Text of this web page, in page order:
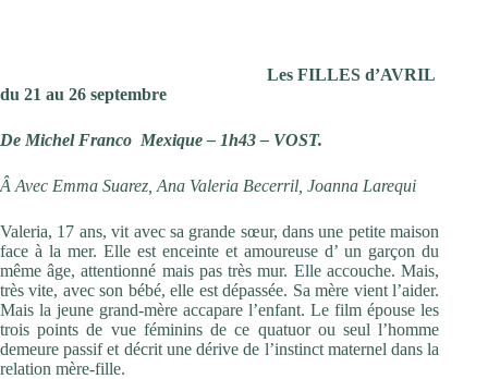
Les FILLES d’AVRIL
du 21 au 26 septembre
De Michel Franco Mexique – 1h43 – VOST.
Â Avec Emma Suarez, Ana Valeria Becerril, Joanna Larequi
Valeria, 17 ans, vit avec sa grande sœur, dans une petite maison
face à la mer. Elle est enceinte et amoureuse d’ un garçon du
même âge, attentionné mais pas très mur. Elle accouche. Mais,
très vite, avec son bébé, elle est dépassée. Sa mère vient l’aider.
Mais la jeune grand-mère accapare l’enfant. Le film épouse les
trois points de vue féminins de ce quatuor ou seul l’homme
demeure passif et décrit une dérive de l’instinct maternel dans la
relation mère-fille.